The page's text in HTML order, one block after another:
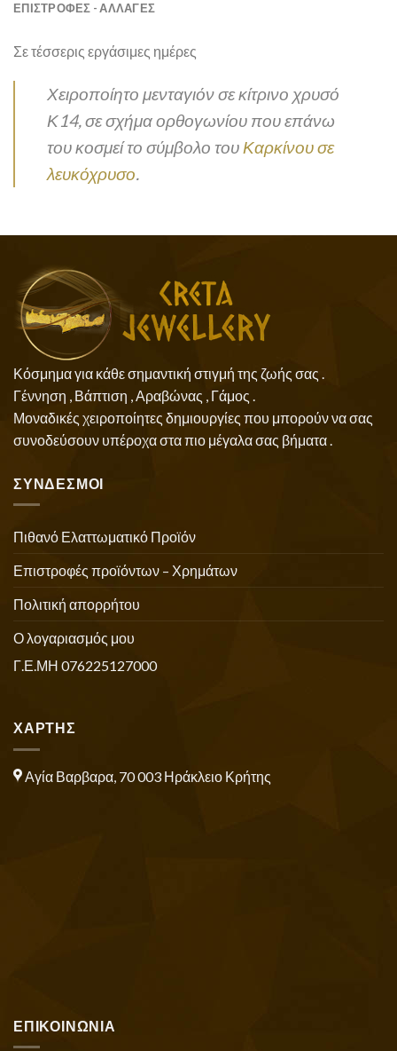
ΕΠΙΣΤΡΟΦΕΣ - ΑΛΛΑΓΕΣ
Σε τέσσερις εργάσιμες ημέρες
Χειροποίητο μενταγιόν σε κίτρινο χρυσό
Κ14, σε σχήμα ορθογωνίου που επάνω
του κοσμεί το σύμβολο τουΚαρκίνου σε
λευκόχρυσο.
Κόσμημα για κάθε σημαντική στιγμή της ζωής σας .
Γέννηση , Βάπτιση , Αραβώνας , Γάμος .
Μοναδικές χειροποίητες δημιουργίες που μπορούν να σας
συνοδεύσουν υπέροχα στα πιο μέγαλα σας βήματα .
ΣΥΝΔΕΣΜΟΙ
Πιθανό Ελαττωματικό Προϊόν
Επιστροφές προϊόντων – Χρημάτων
Πολιτική απορρήτου
Ο λογαριασμός μου
Γ.Ε.ΜΗ 076225127000
ΧΑΡΤΗΣ
Αγία Βαρβαρα, 70 003 Ηράκλειο Κρήτης
ΕΠΙΚΟΙΝΩΝΙΑ